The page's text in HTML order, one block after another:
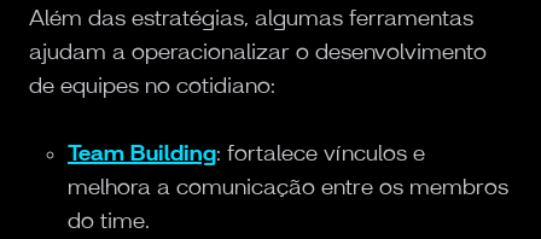
Além das estratégias, algumas ferramentas
ajudam a operacionalizar o desenvolvimento
de equipes no cotidiano:
Team Building: fortalece vínculos e
melhora a comunicação entre os membros
do time.